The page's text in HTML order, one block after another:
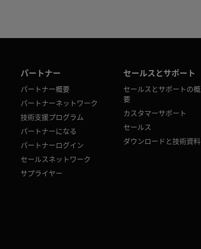
パートナー
パートナー概要
パートナーネットワーク
技術支援プログラム
パートナーになる
パートナーログイン
セールスネットワーク
サプライヤー
セールスとサポート
セールスとサポートの概
要
カスタマーサポート
セールス
ダウンロードと技術資料